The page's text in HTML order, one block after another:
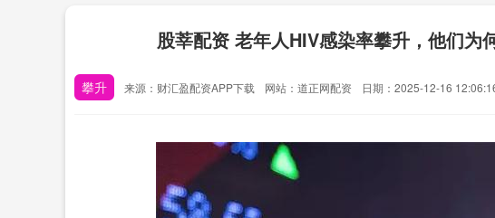
股莘配资 老年人HIV感染率攀升，他们为
攀升 来源：财汇盈配资APP下载 网站：道正网配资 日期：2025-12-16